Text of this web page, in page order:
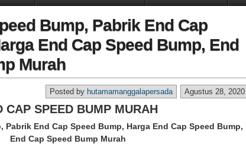
Bump, Pabrik End Cap
End Cap Speed Bump, End
Murah
Agustus 28, 2020
Posted by hutamamanggalapersada
CAP SPEED BUMP MURAH
Pabrik End Cap Speed Bump, Harga End Cap Speed Bump,
End Cap Speed Bump Murah